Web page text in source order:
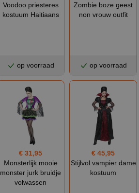
Voodoo priesteres
kostuum Haitiaans
op voorraad
Zombie boze geest
non vrouw outfit
op voorraad
€ 31,95
Monsterlijk mooie
monster jurk bruidje
volwassen
€ 45,95
Stijlvol vampier dame
kostuum